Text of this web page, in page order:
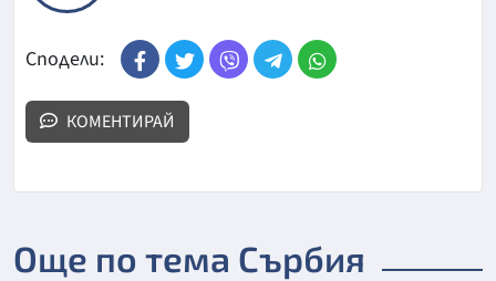
Сподели:
КОМЕНТИРАЙ
Още по тема Сърбия